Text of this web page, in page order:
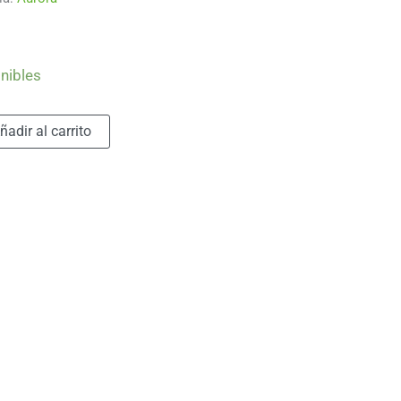
al carrito